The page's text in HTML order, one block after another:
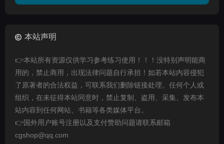
本站声明
👉本站所有资源仅供学习参考练习使用！！！没特别声明能商
用的，禁止商用，出现法律问题自行承担！如若本站内容侵犯
了原著者的合法权益，可联系我们删除链接处理。任何个人或
组织，在未征得本站同意时，禁止复制、盗用、采集、发布本
站内容到任何网站、书籍等各类媒体平台。
👉国外用户账号注册以及支付赞助问题请联系邮箱
cgshop@qq.com